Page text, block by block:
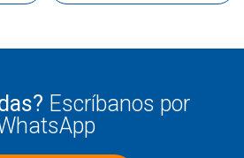
Escríbanos por